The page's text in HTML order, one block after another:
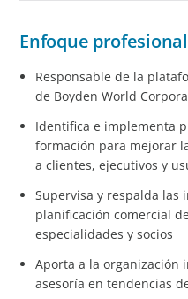
Enfoque profesional
Responsable de la
de Boyden World
Identifica e implementa
formación para mejorar
a clientes, ejecutivos y
Supervisa y respalda las
planificación comercial
especialidades y socios
Aporta a la organización
asesoría en tendencias